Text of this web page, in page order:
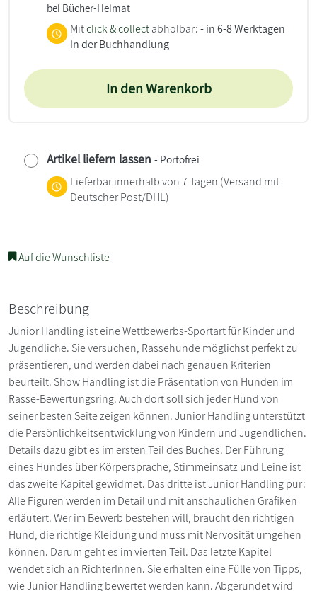
bei Bücher-Heimat
Mitclick & collect abholbar:- in 6-8 Werktagen
in der Buchhandlung
In den Warenkorb
Artikel liefern lassen - Portofrei
Lieferbar innerhalb von 7 Tagen (Versand mit
Deutscher Post/DHL)
Auf die Wunschliste
Beschreibung
Junior Handling ist eine Wettbewerbs-Sportart für Kinder und
Jugendliche. Sie versuchen, Rassehunde möglichst perfekt zu
präsentieren, und werden dabei nach genauen Kriterien
beurteilt. Show Handling ist die Präsentation von Hunden im
Rasse-Bewertungsring. Auch dort soll sich jeder Hund von
seiner besten Seite zeigen können. Junior Handling unterstützt
die Persönlichkeitsentwicklung von Kindern und Jugendlichen.
Details dazu gibt es im ersten Teil des Buches. Der Führung
eines Hundes über Körpersprache, Stimmeinsatz und Leine ist
das zweite Kapitel gewidmet. Das dritte ist Junior Handling pur:
Alle Figuren werden im Detail und mit anschaulichen Grafiken
erläutert. Wer im Bewerb bestehen will, braucht den richtigen
Hund, die richtige Kleidung und muss mit Nervosität umgehen
können. Darum geht es im vierten Teil. Das letzte Kapitel
wendet sich an RichterInnen. Sie erhalten eine Fülle von Tipps,
wie Junior Handling bewertet werden kann. Abgerundet wird